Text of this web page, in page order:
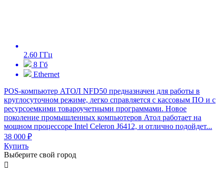
2.60 ГГц
8 Гб
Ethernet
POS-компьютер АТОЛ NFD50 предназначен для работы в
круглосуточном режиме, легко справляется с кассовым ПО и с
ресурсоемкими товароучетными программами. Новое
поколение промышленных компьютеров Атол работает на
мощном процессоре Intel Celeron J6412, и отлично подойдет...
38 000 ₽
Купить
Выберите свой город
